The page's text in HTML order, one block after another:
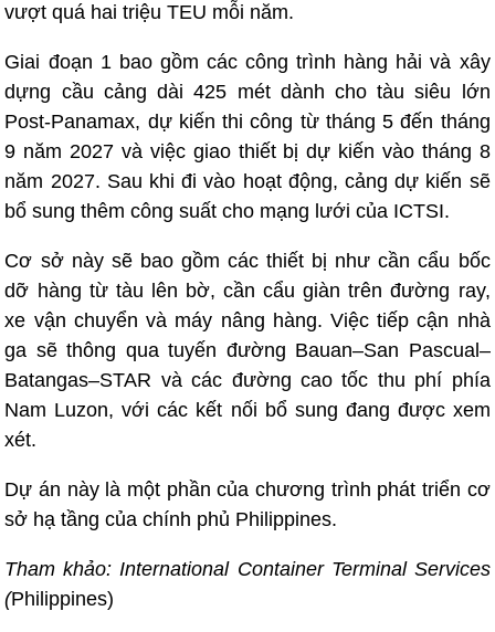
vượt quá hai triệu TEU mỗi năm.
Giai đoạn 1 bao gồm các công trình hàng hải và xây
dựng cầu cảng dài 425 mét dành cho tàu siêu lớn
Post-Panamax, dự kiến ​​thi công từ tháng 5 đến tháng
9 năm 2027 và việc giao thiết bị dự kiến ​​vào tháng 8
năm 2027. Sau khi đi vào hoạt động, cảng dự kiến ​​sẽ
bổ sung thêm công suất cho mạng lưới của ICTSI.
Cơ sở này sẽ bao gồm các thiết bị như cần cẩu bốc
dỡ hàng từ tàu lên bờ, cần cẩu giàn trên đường ray,
xe vận chuyển và máy nâng hàng. Việc tiếp cận nhà
ga sẽ thông qua tuyến đường Bauan–San Pascual–
Batangas–STAR và các đường cao tốc thu phí phía
Nam Luzon, với các kết nối bổ sung đang được xem
xét.
Dự án này là một phần của chương trình phát triển cơ
sở hạ tầng của chính phủ Philippines.
Tham khảo: International Container Terminal Services
(Philippines)